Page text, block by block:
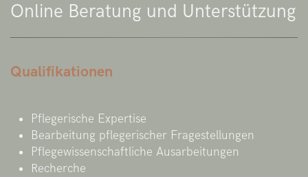
Online Beratung und Unterstützung
Qualifikationen
Pflegerische Expertise
Bearbeitung pflegerischer Fragestellungen
Pflegewissenschaftliche Ausarbeitungen
Recherche